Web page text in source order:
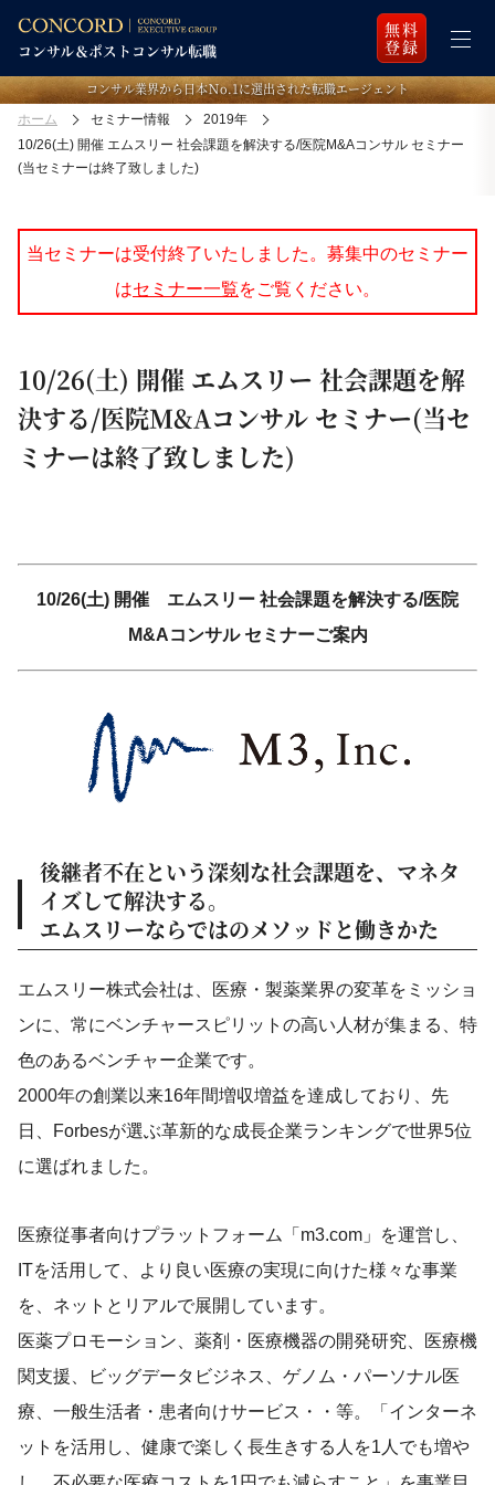
無料
登録
コンサル業界から日本Ｎo.1に選出された転職エージェント
ホーム セミナー情報
2019年
10/26(土) 開催 エムスリー 社会課題を解決する/医院M&Aコンサル セミナー
(当セミナーは終了致しました)
当セミナーは受付終了いたしました。募集中のセミナー
はセミナー一覧をご覧ください。
10/26(土) 開催 エムスリー 社会課題を解
決する/医院M&Aコンサル セミナー(当セ
ミナーは終了致しました)
10/26(土) 開催 エムスリー 社会課題を解決する/医院
M&Aコンサル セミナーご案内
後継者不在という深刻な社会課題を、マネタ
イズして解決する。
エムスリーならではのメソッドと働きかた
エムスリー株式会社は、医療・製薬業界の変革をミッショ
ンに、常にベンチャースピリットの高い人材が集まる、特
色のあるベンチャー企業です。
2000年の創業以来16年間増収増益を達成しており、先
日、Forbesが選ぶ革新的な成長企業ランキングで世界5位
に選ばれました。
医療従事者向けプラットフォーム「m3.com」を運営し、
ITを活用して、より良い医療の実現に向けた様々な事業
を、ネットとリアルで展開しています。
医薬プロモーション、薬剤・医療機器の開発研究、医療機
関支援、ビッグデータビジネス、ゲノム・パーソナル医
療、一般生活者・患者向けサービス・・等。「インターネ
ットを活用し、健康で楽しく長生きする人を1人でも増や